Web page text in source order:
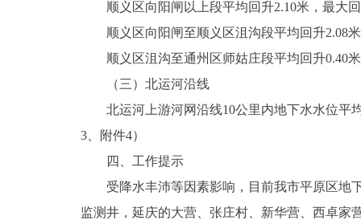
顺义区向阳闸以上段平均回升2.10米，最大回
顺义区向阳闸至顺义区沮沟段平均回升2.08米
顺义区沮沟至通州区师姑庄段平均回升0.40米
（三）北运河沿线
北运河上游河网沿线10公里内地下水水位平均
3、附件4）
四、工作提示
受降水丰沛等因素影响，目前我市平原区地下
监测井，延庆的大营、张庄村、新华营、西卓家